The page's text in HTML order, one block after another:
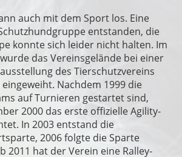
auch mit dem Sport los. Eine
entstanden, die
konnte sich leider nicht halten. Im
das Vereinsgelände bei einer
des Tierschutzvereins
Nachdem 1999 die
auf Turnieren gestartet sind,
2000 das erste offizielle Agility-
In 2003 entstand die
2006 folgte die Sparte
2011 hat der Verein eine Ralley-